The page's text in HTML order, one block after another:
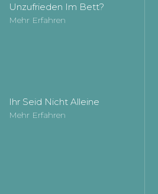
Unzufrieden Im Bett?
Mehr Erfahren
Ihr Seid Nicht Alleine
Mehr Erfahren